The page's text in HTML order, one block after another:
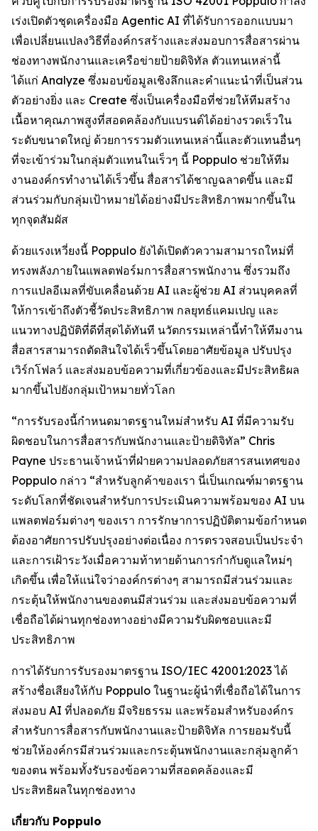
เร่งเปิดตัวชุดเครื่องมือ Agentic AI ที่ได้รับการออกแบบมา
เพื่อเปลี่ยนแปลงวิธีที่องค์กรสร้างและส่งมอบการสื่อสารผ่าน
ช่องทางพนักงานและเครือข่ายป้ายดิจิทัล ตัวแทนเหล่านี้
ได้แก่ Analyze ซึ่งมอบข้อมูลเชิงลึกและคำแนะนำที่เป็นส่วน
ตัวอย่างยิ่ง และ Create ซึ่งเป็นเครื่องมือที่ช่วยให้ทีมสร้าง
เนื้อหาคุณภาพสูงที่สอดคล้องกับแบรนด์ได้อย่างรวดเร็วใน
ระดับขนาดใหญ่ ด้วยการรวมตัวแทนเหล่านี้และตัวแทนอื่นๆ
ที่จะเข้าร่วมในกลุ่มตัวแทนในเร็วๆ นี้ Poppulo ช่วยให้ทีม
งานองค์กรทำงานได้เร็วขึ้น สื่อสารได้ชาญฉลาดขึ้น และมี
ส่วนร่วมกับกลุ่มเป้าหมายได้อย่างมีประสิทธิภาพมากขึ้นใน
ทุกจุดสัมผัส
ด้วยแรงเหวี่ยงนี้ Poppulo ยังได้เปิดตัวความสามารถใหม่ที่
ทรงพลังภายในแพลตฟอร์มการสื่อสารพนักงาน ซึ่งรวมถึง
การแปลอีเมลที่ขับเคลื่อนด้วย AI และผู้ช่วย AI ส่วนบุคคลที่
ให้การเข้าถึงตัวชี้วัดประสิทธิภาพ กลยุทธ์แคมเปญ และ
แนวทางปฏิบัติที่ดีที่สุดได้ทันที นวัตกรรมเหล่านี้ทำให้ทีมงาน
สื่อสารสามารถตัดสินใจได้เร็วขึ้นโดยอาศัยข้อมูล ปรับปรุง
เวิร์กโฟลว์ และส่งมอบข้อความที่เกี่ยวข้องและมีประสิทธิผล
มากขึ้นไปยังกลุ่มเป้าหมายทั่วโลก
“การรับรองนี้กำหนดมาตรฐานใหม่สำหรับ AI ที่มีความรับ
ผิดชอบในการสื่อสารกับพนักงานและป้ายดิจิทัล” Chris
Payne ประธานเจ้าหน้าที่ฝ่ายความปลอดภัยสารสนเทศของ
Poppulo กล่าว “สำหรับลูกค้าของเรา นี่เป็นเกณฑ์มาตรฐาน
ระดับโลกที่ชัดเจนสำหรับการประเมินความพร้อมของ AI บน
แพลตฟอร์มต่างๆ ของเรา การรักษาการปฏิบัติตามข้อกำหนด
ต้องอาศัยการปรับปรุงอย่างต่อเนื่อง การตรวจสอบเป็นประจำ
และการเฝ้าระวังเมื่อความท้าทายด้านการกำกับดูแลใหม่ๆ
เกิดขึ้น เพื่อให้แน่ใจว่าองค์กรต่างๆ สามารถมีส่วนร่วมและ
กระตุ้นให้พนักงานของตนมีส่วนร่วม และส่งมอบข้อความที่
เชื่อถือได้ผ่านทุกช่องทางอย่างมีความรับผิดชอบและมี
ประสิทธิภาพ
การได้รับการรับรองมาตรฐาน ISO/IEC 42001:2023 ได้
สร้างชื่อเสียงให้กับ Poppulo ในฐานะผู้นำที่เชื่อถือได้ในการ
ส่งมอบ AI ที่ปลอดภัย มีจริยธรรม และพร้อมสำหรับองค์กร
สำหรับการสื่อสารกับพนักงานและป้ายดิจิทัล การยอมรับนี้
ช่วยให้องค์กรมีส่วนร่วมและกระตุ้นพนักงานและกลุ่มลูกค้า
ของตน พร้อมทั้งรับรองข้อความที่สอดคล้องและมี
ประสิทธิผลในทุกช่องทาง
เกี่ยวกับ Poppulo